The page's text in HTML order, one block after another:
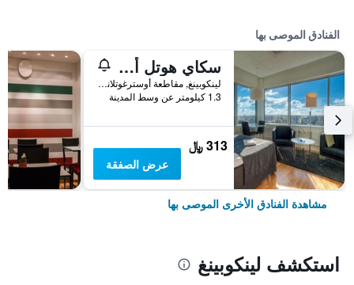
الفنادق الموصى بها
سكاي هوتل أبارتمنتس تورنت
لينكوبينغ, مقاطعة أوسترغوتلاند, السويد
1.3 كيلومتر عن وسط المدينة
313 ﷼
عرض الصفقة
مشاهدة الفنادق الأخرى الموصى بها
استكشف لينكوبينغ